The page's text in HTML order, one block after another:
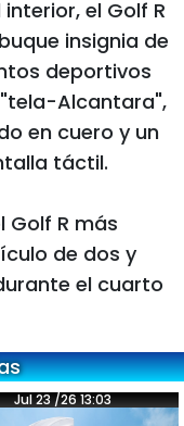
el Golf R
insignia de
deportivos
Alcantara",
en cuero y un
táctil.
Golf R más
de dos y
el cuarto
Jul 23 /26 13:03